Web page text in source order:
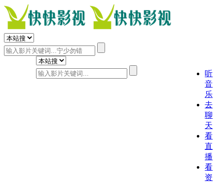
听
音
乐
去
聊
天
看
直
播
看
资